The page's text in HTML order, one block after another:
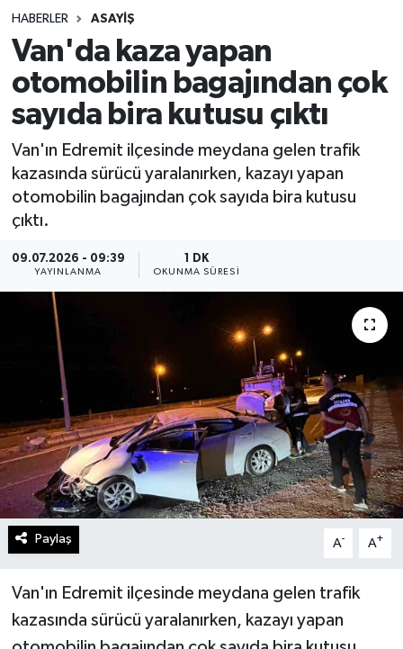
HABERLER ASAYIŞ
Van'da kaza yapan
otomobilin bagajından çok
sayıda bira kutusu çıktı
Van'ın Edremit ilçesinde meydana gelen trafik
kazasında sürücü yaralanırken, kazayı yapan
otomobilin bagajından çok sayıda bira kutusu
çıktı.
09.07.2026 - 09:39
YAYINLANMA
1 DK
OKUNMA SÜRESI
Paylaş A- A+
Van'ın Edremit ilçesinde meydana gelen trafik
kazasında sürücü yaralanırken, kazayı yapan
Spor
Teknoloji
Yaşam